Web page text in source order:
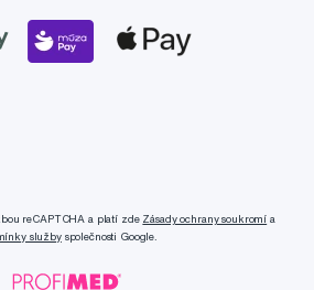
reCAPTCHA a platí zde Zásady ochrany soukromí a
službyspolečnosti Google.